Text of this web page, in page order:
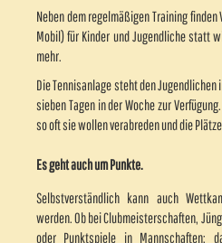
Neben dem regelmäßigen Training
Mobil) für Kinder und Jugendliche statt
mehr.
Die Tennisanlage steht den Jugendlichen
sieben Tagen in der Woche zur
so oft sie wollen verabreden und die
Es geht auch um Punkte.
Selbstverständlich kann auch
werden. Ob bei Clubmeisterschaften,
oder Punktspiele in Mannschaften;